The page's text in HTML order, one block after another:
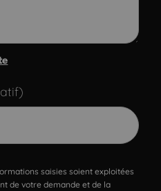
saisies soient exploitées
de votre demande et de la